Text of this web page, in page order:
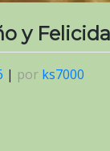
y
| por ks7000